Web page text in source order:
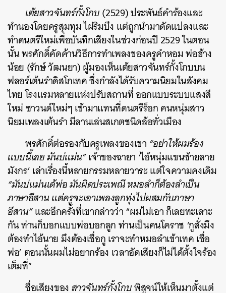
เต้ยสาวจันทร์กั้งโกบ(2529) ประพันธ์คำร้องและ
ทำนองโดยครูสุมทุม ไผ่ริมบึง แต่ถูกนำมาดัดแปลงและ
ทำดนตรีใหม่เพื่อบันทึกเสียงในช่วงก่อนปี 2529 ในตอน
นั้น พรศักดิ์คัดค้านวิธีการทำเพลงของครูคำหอม พ่อฮ้าง
น้อย (รักษ์ วัฒนยา) ผู้มองเห็นเต้ยสาวจันทร์กั้งโกบบน
ฟลอร์เต้นรำดิสโกเทค ซึ่งกำลังได้รับความนิยมในสังคม
ไทย โรงแรมหลายแห่งปรับสถานที่ ออกแบบระบบแสงสี
ใหม่ ซาวนด์ใหม่ๆ เข้ามาแทนที่ดนตรีร็อก คนหนุ่มสาว
นิยมเพลงเต้นรำ มีลานเล่นสเกตชนิดล้อทั่วเมือง
พรศักดิ์ต่อรองกับครูเพลงของเขา “อย่าให้ผมร้อง
แบบนี้เลย มันบ่แม่น”เจ้าของฉายา ‘ไอ้หนุ่มแขนซ้ายลาย
มังกร’ เล่าเรื่องนี้หลายกรรมหลายวาระ แต่ใจความคงเดิม
“มันบ่แม่นเด้พ่อ มันผิดประเพณี หมอลำก็ต้องลำเป็น
ภาษาอีสาน แต่ครูจะเอาเพลงลูกทุ่งไปผสมกับภาษา
อีสาน”และอีกครั้งที่เขากล่าวว่า “ผมไม่เอา ก็เลยทะเลาะ
กัน ท่านก็บอกแบบพ่อบอกลูก ท่านเป็นคนโคราช ‘กูสั่งมึง
ต้องทำไอ้นาย มึงต้องเชื่อกู เราจะทำหมอลำเข้าเทค เชื่อ
พ่อ’ ตอนนั้นผมไม่อยากร้อง เวลาอัดเสียงก็ไม่ได้ตั้งใจร้อง
เต็มที่”
ชื่อเสียงของสาวจันทร์กั้งโกบพิสูจน์ให้เห็นมาตั้งแต่